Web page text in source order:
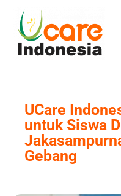
content
UCare
untuk Siswa
Gebang